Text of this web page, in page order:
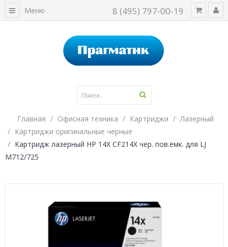
8 (495) 797-00-19
Меню
Главная Офисная техника Картриджи
Лазерный
Картриджи оригинальные черные
Картридж лазерный HP 14X CF214X чер. пов.емк. для LJ
M712/725